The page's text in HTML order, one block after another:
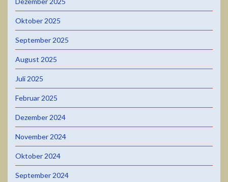
Oktober 2025
September 2025
August 2025
Juli 2025
Februar 2025
Dezember 2024
November 2024
Oktober 2024
September 2024